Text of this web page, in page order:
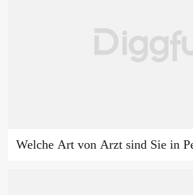
Welche Art von Arzt sind Sie in